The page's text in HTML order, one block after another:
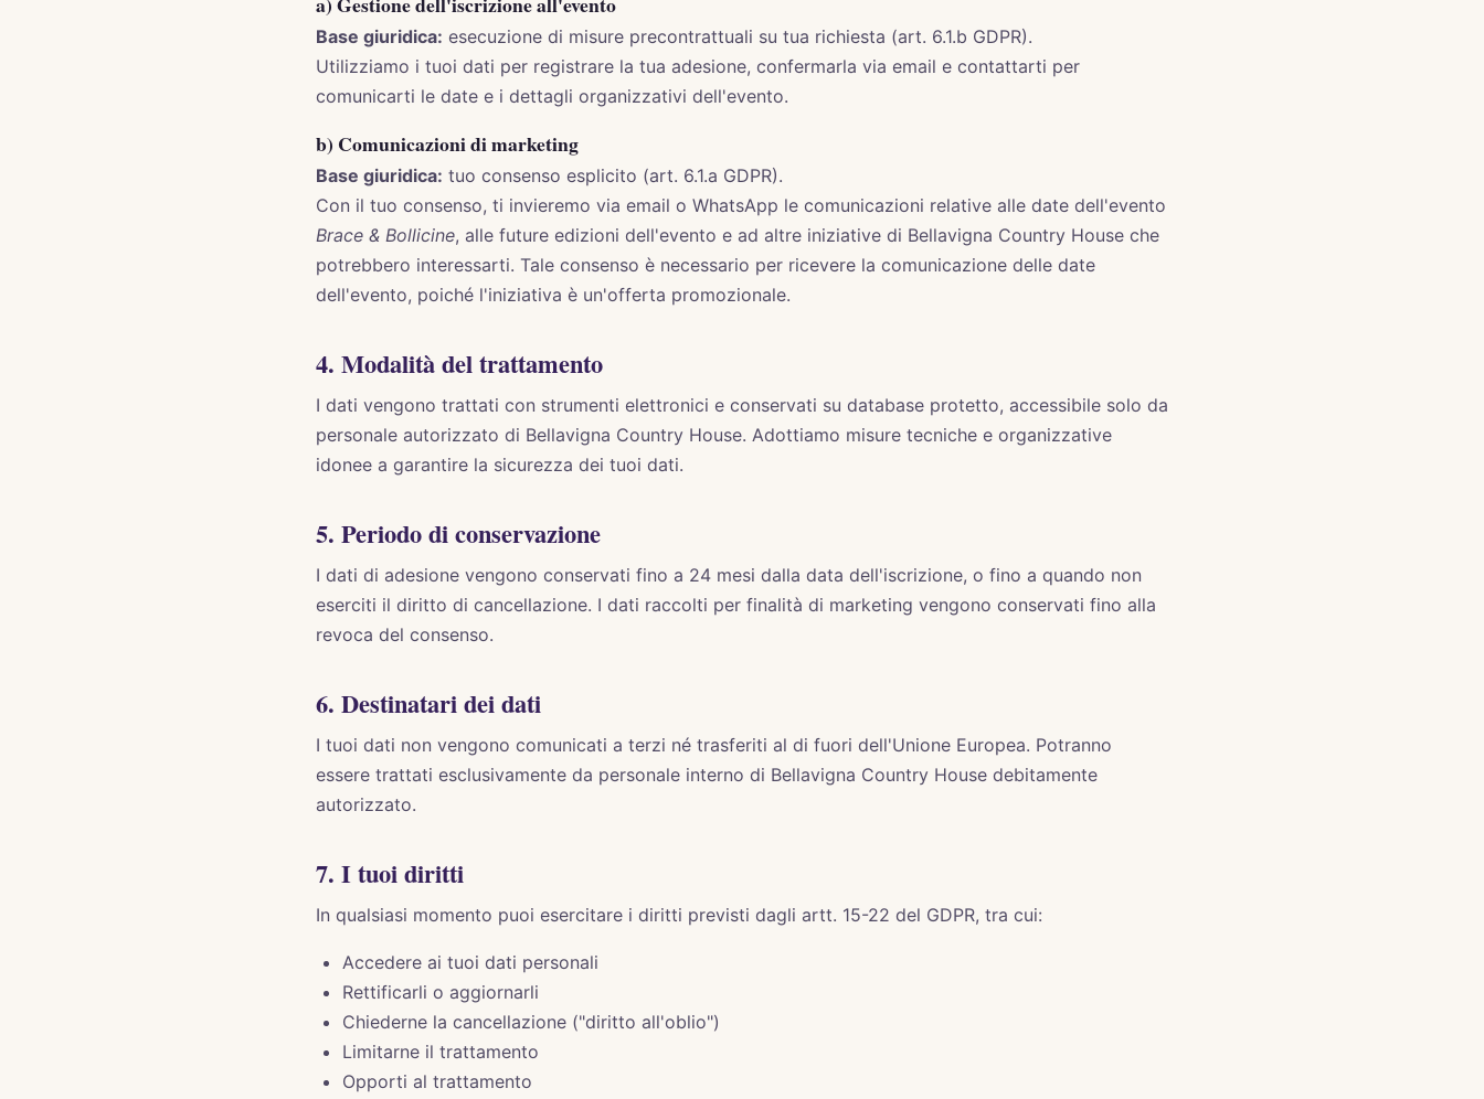
Base giuridica: esecuzione di misure precontrattuali su tua richiesta (art. 6.1.b GDPR).
Utilizziamo i tuoi dati per registrare la tua adesione, confermarla via email e contattarti per
comunicarti le date e i dettagli organizzativi dell'evento.
b) Comunicazioni di marketing
Base giuridica: tuo consenso esplicito (art. 6.1.a GDPR).
Con il tuo consenso, ti invieremo via email o WhatsApp le comunicazioni relative alle date dell'evento
Brace & Bollicine, alle future edizioni dell'evento e ad altre iniziative di Bellavigna Country House che
potrebbero interessarti. Tale consenso è necessario per ricevere la comunicazione delle date
dell'evento, poiché l'iniziativa è un'offerta promozionale.
4. Modalità del trattamento
I dati vengono trattati con strumenti elettronici e conservati su database protetto, accessibile solo da
personale autorizzato di Bellavigna Country House. Adottiamo misure tecniche e organizzative
idonee a garantire la sicurezza dei tuoi dati.
5. Periodo di conservazione
I dati di adesione vengono conservati fino a 24 mesi dalla data dell'iscrizione, o fino a quando non
eserciti il diritto di cancellazione. I dati raccolti per finalità di marketing vengono conservati fino alla
revoca del consenso.
6. Destinatari dei dati
I tuoi dati non vengono comunicati a terzi né trasferiti al di fuori dell'Unione Europea. Potranno
essere trattati esclusivamente da personale interno di Bellavigna Country House debitamente
autorizzato.
7. I tuoi diritti
In qualsiasi momento puoi esercitare i diritti previsti dagli artt. 15-22 del GDPR, tra cui:
Accedere ai tuoi dati personali
Rettificarli o aggiornarli
Chiederne la cancellazione ("diritto all'oblio")
Limitarne il trattamento
Opporti al trattamento